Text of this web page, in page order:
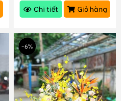
Chi tiết
Giỏ hàng
-6%